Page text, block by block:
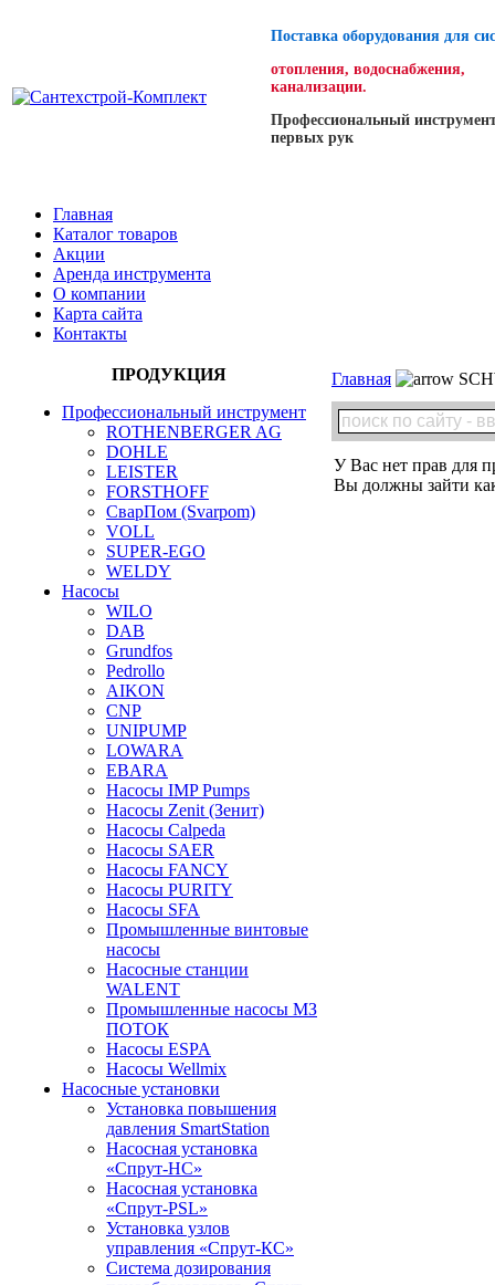
Поставка оборудования для
отопления, водоснабжения,
канализации.
Профессиональный
первых рук
Главная
Каталог товаров
Акции
Аренда инструмента
О компании
Карта сайта
Контакты
ПРОДУКЦИЯ
Профессиональный инструмент
ROTHENBERGER AG
DOHLE
LEISTER
FORSTHOFF
СварПом (Svarpom)
VOLL
SUPER-EGO
WELDY
Насосы
WILO
DAB
Grundfos
Pedrollo
AIKON
CNP
UNIPUMP
LOWARA
EBARA
Насосы IMP Pumps
Насосы Zenit (Зенит)
Насосы Calpeda
Насосы SAER
Насосы FANCY
Насосы PURITY
Насосы SFA
Промышленные винтовые
насосы
Насосные станции
WALENT
Промышленные насосы МЗ
ПОТОК
Насосы ESPA
Насосы Wellmix
Насосные установки
Установка повышения
давления SmartStation
Насосная установка
«Спрут-НС»
Насосная установка
«Спрут-PSL»
Установка узлов
управления «Спрут-КС»
Система дозирования
Главная
У Вас нет прав для
Вы должны зайти